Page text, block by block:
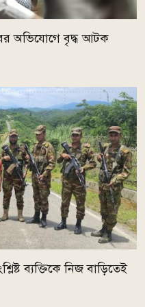
অভিযোগে বৃদ্ধ আটক
ব্যক্তিকে নিজ বাড়িতেই